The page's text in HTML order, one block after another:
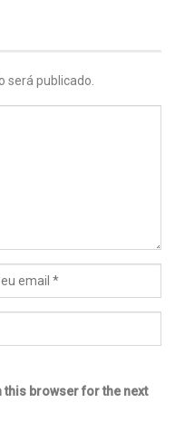
será publicado.
this browser for the next